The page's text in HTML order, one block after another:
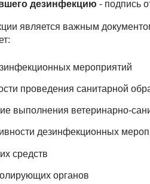
дезинфекцию - подпись
является важным
мероприятий
проведения санитарной
выполнения ветеринарно-
дезинфекционных
средств
органов